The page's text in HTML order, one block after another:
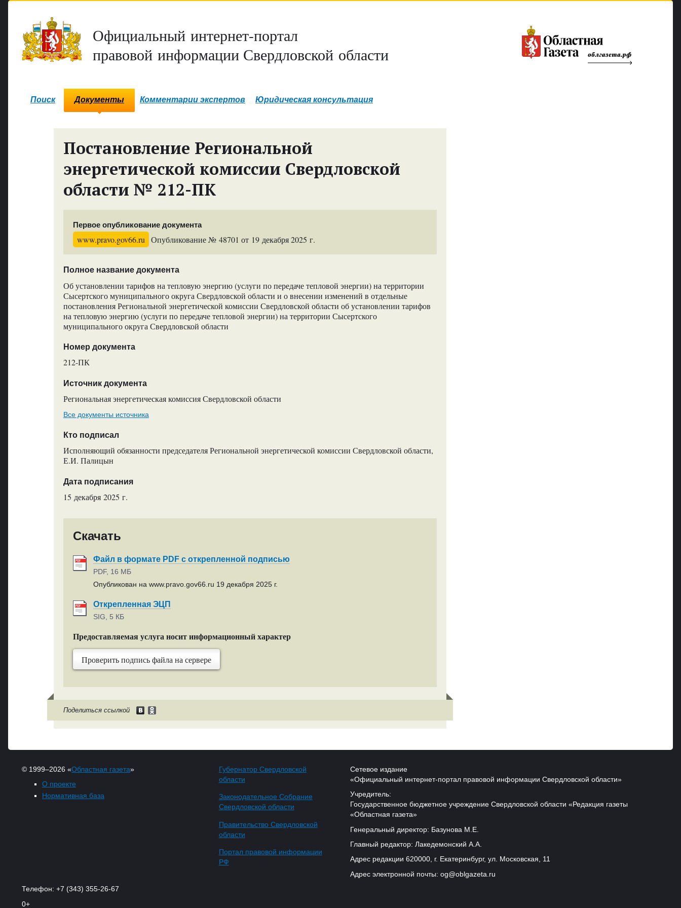
Официальный интернет-портал
правовой информации Свердловской области
Поиск Документы Комментарии экспертов Юридическая консультация
Постановление Региональной
энергетической комиссии Свердловской
области № 212-ПК
Первое опубликование документа
www.pravo.gov66.ru Опубликование № 48701 от 19 декабря 2025 г.
Полное название документа
Об установлении тарифов на тепловую энергию (услуги по передаче тепловой энергии) на территории
Сысертского муниципального округа Свердловской области и о внесении изменений в отдельные
постановления Региональной энергетической комиссии Свердловской области об установлении тарифов
на тепловую энергию (услуги по передаче тепловой энергии) на территории Сысертского
муниципального округа Свердловской области
Номер документа
212-ПК
Источник документа
Региональная энергетическая комиссия Свердловской области
Все документы источника
Кто подписал
Исполняющий обязанности председателя Региональной энергетической комиссии Свердловской области,
Е.И. Палицын
Дата подписания
15 декабря 2025 г.
Скачать
Файл в формате PDF с открепленной подписью
PDF, 16 МБ
Опубликован на www.pravo.gov66.ru 19 декабря 2025 г.
Открепленная ЭЦП
SIG, 5 КБ
Предоставляемая услуга носит информационный характер
Проверить подпись файла на сервере
Поделиться ссылкой
© 1999–2026 «Областная газета»
О проекте
Нормативная база
Губернатор Свердловской
области
Законодательное Собрание
Свердловской области
Правительство Свердловской
области
Портал правовой информации
РФ
Сетевое издание
«Официальный интернет-портал правовой информации Свердловской области»
Учредитель:
Государственное бюджетное учреждение Свердловской области «Редакция газеты
«Областная газета»
Генеральный директор: Базунова М.Е.
Главный редактор: Лакедемонский А.А.
Адрес редакции 620000, г. Екатеринбург, ул. Московская, 11
Адрес электронной почты: og@oblgazeta.ru
Телефон: +7 (343) 355-26-67
0+